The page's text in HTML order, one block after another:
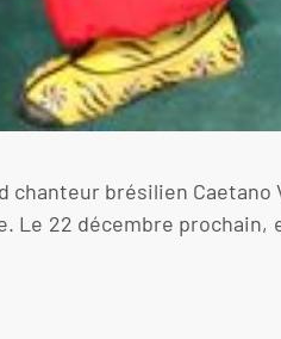
brésilien
Le 22 décembre